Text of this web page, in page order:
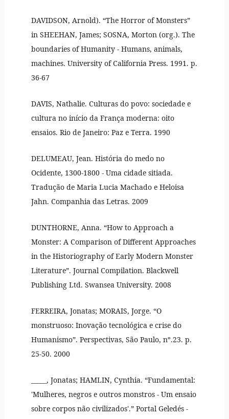
DAVIDSON, Arnold). “The Horror of Monsters”
in SHEEHAN, James; SOSNA, Morton (org.). The
boundaries of Humanity - Humans, animals,
machines. University of California Press. 1991. p.
36-67
DAVIS, Nathalie. Culturas do povo: sociedade e
cultura no início da França moderna: oito
ensaios. Rio de Janeiro: Paz e Terra. 1990
DELUMEAU, Jean. História do medo no
Ocidente, 1300-1800 - Uma cidade sitiada.
Tradução de Maria Lucia Machado e Heloisa
Jahn. Companhia das Letras. 2009
DUNTHORNE, Anna. “How to Approach a
Monster: A Comparison of Different Approaches
in the Historiography of Early Modern Monster
Literature”. Journal Compilation. Blackwell
Publishing Ltd. Swansea University. 2008
FERREIRA, Jonatas; MORAIS, Jorge. “O
monstruoso: Inovação tecnológica e crise do
Humanismo”. Perspectivas, São Paulo, nº.23. p.
25-50. 2000
_____, Jonatas; HAMLIN, Cynthia. “Fundamental:
'Mulheres, negros e outros monstros - Um ensaio
sobre corpos não civilizados'.” Portal Geledés -